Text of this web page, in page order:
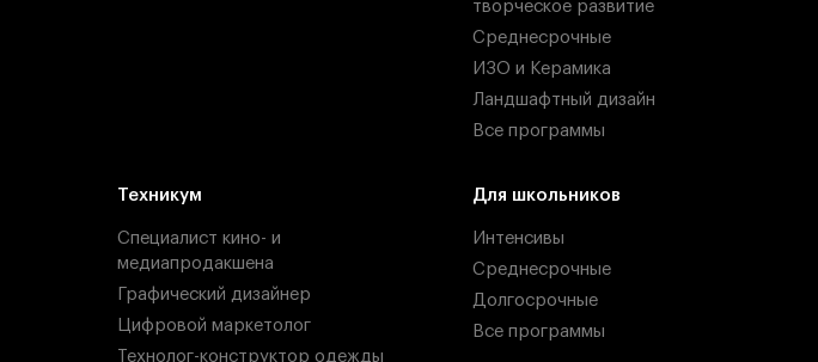
творческое развитие
Среднесрочные
ИЗО и Керамика
Ландшафтный дизайн
Все программы
Техникум
Специалист кино- и
медиапродакшена
Графический дизайнер
Цифровой маркетолог
Технолог-конструктор одежды
Для школьников
Интенсивы
Среднесрочные
Долгосрочные
Все программы